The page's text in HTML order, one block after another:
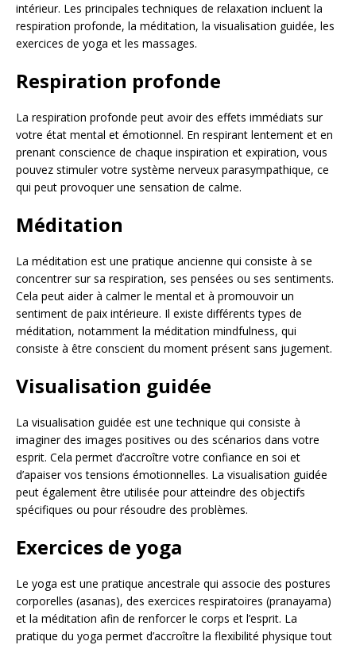
intérieur. Les principales techniques de relaxation incluent la
respiration profonde, la méditation, la visualisation guidée, les
exercices de yoga et les massages.
Respiration profonde
La respiration profonde peut avoir des effets immédiats sur
votre état mental et émotionnel. En respirant lentement et en
prenant conscience de chaque inspiration et expiration, vous
pouvez stimuler votre système nerveux parasympathique, ce
qui peut provoquer une sensation de calme.
Méditation
La méditation est une pratique ancienne qui consiste à se
concentrer sur sa respiration, ses pensées ou ses sentiments.
Cela peut aider à calmer le mental et à promouvoir un
sentiment de paix intérieure. Il existe différents types de
méditation, notamment la méditation mindfulness, qui
consiste à être conscient du moment présent sans jugement.
Visualisation guidée
La visualisation guidée est une technique qui consiste à
imaginer des images positives ou des scénarios dans votre
esprit. Cela permet d’accroître votre confiance en soi et
d’apaiser vos tensions émotionnelles. La visualisation guidée
peut également être utilisée pour atteindre des objectifs
spécifiques ou pour résoudre des problèmes.
Exercices de yoga
Le yoga est une pratique ancestrale qui associe des postures
corporelles (asanas), des exercices respiratoires (pranayama)
et la méditation afin de renforcer le corps et l’esprit. La
pratique du yoga permet d’accroître la flexibilité physique tout